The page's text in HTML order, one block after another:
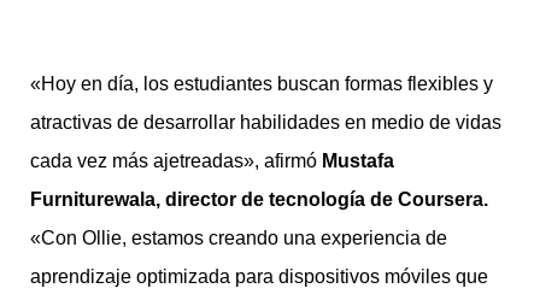
«Hoy en día, los estudiantes buscan formas flexibles y
atractivas de desarrollar habilidades en medio de vidas
cada vez más ajetreadas», afirmó Mustafa
Furniturewala, director de tecnología de Coursera.
«Con Ollie, estamos creando una experiencia de
aprendizaje optimizada para dispositivos móviles que